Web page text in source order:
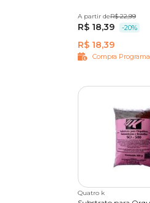
100g
A partir deR$ 22,99
R$ 18,39 -20%
R$ 18,39
Compra
Quatro k